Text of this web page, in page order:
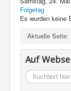
Folgetag
Es wurden keine
Aktuelle Seite:
Auf
suchen